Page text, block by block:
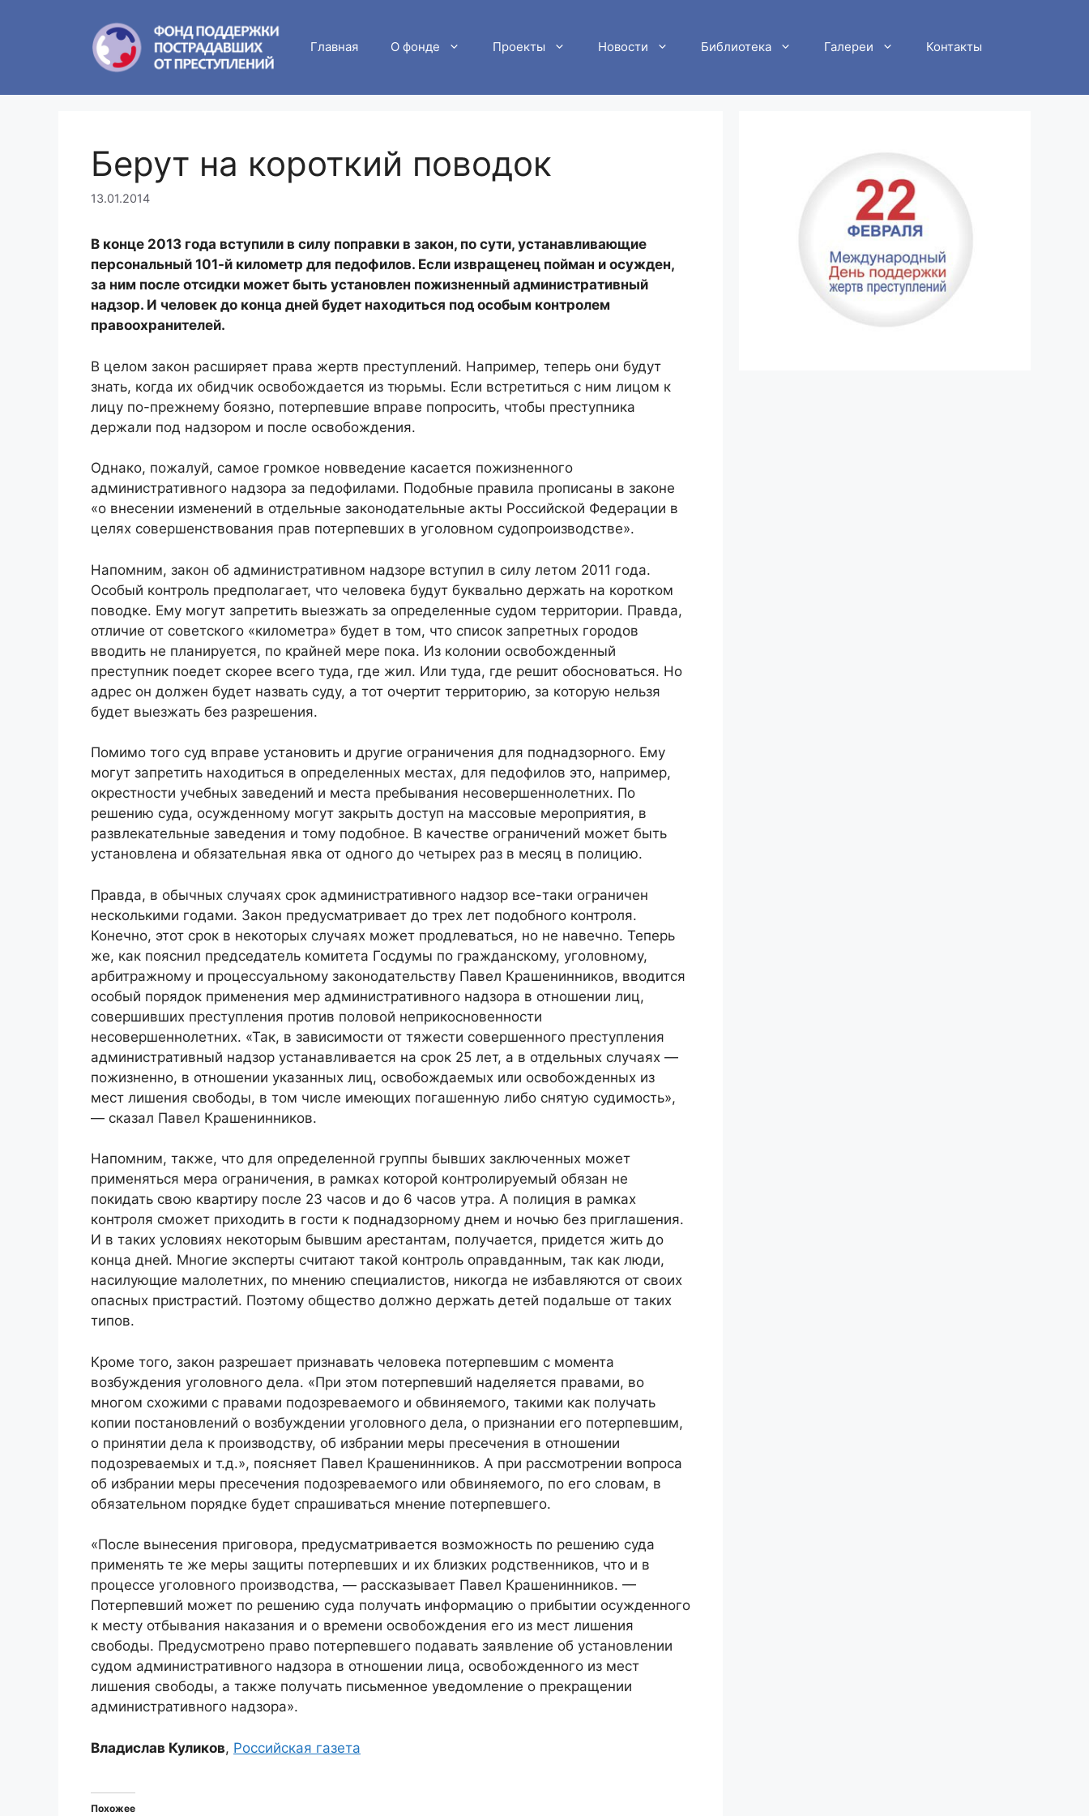
Главная О фонде Проекты Новости Библиотека Галереи Контакты
Берут на короткий поводок
13.01.2014
В конце 2013 года вступили в силу поправки в закон, по сути, устанавливающие
персональный 101-й километр для педофилов. Если извращенец пойман и осужден,
за ним после отсидки может быть установлен пожизненный административный
надзор. И человек до конца дней будет находиться под особым контролем
правоохранителей.
В целом закон расширяет права жертв преступлений. Например, теперь они будут
знать, когда их обидчик освобождается из тюрьмы. Если встретиться с ним лицом к
лицу по-прежнему боязно, потерпевшие вправе попросить, чтобы преступника
держали под надзором и после освобождения.
Однако, пожалуй, самое громкое новведение касается пожизненного
административного надзора за педофилами. Подобные правила прописаны в законе
«о внесении изменений в отдельные законодательные акты Российской Федерации в
целях совершенствования прав потерпевших в уголовном судопроизводстве».
Напомним, закон об административном надзоре вступил в силу летом 2011 года.
Особый контроль предполагает, что человека будут буквально держать на коротком
поводке. Ему могут запретить выезжать за определенные судом территории. Правда,
отличие от советского «километра» будет в том, что список запретных городов
вводить не планируется, по крайней мере пока. Из колонии освобожденный
преступник поедет скорее всего туда, где жил. Или туда, где решит обосноваться. Но
адрес он должен будет назвать суду, а тот очертит территорию, за которую нельзя
будет выезжать без разрешения.
Помимо того суд вправе установить и другие ограничения для поднадзорного. Ему
могут запретить находиться в определенных местах, для педофилов это, например,
окрестности учебных заведений и места пребывания несовершеннолетних. По
решению суда, осужденному могут закрыть доступ на массовые мероприятия, в
развлекательные заведения и тому подобное. В качестве ограничений может быть
установлена и обязательная явка от одного до четырех раз в месяц в полицию.
Правда, в обычных случаях срок административного надзор все-таки ограничен
несколькими годами. Закон предусматривает до трех лет подобного контроля.
Конечно, этот срок в некоторых случаях может продлеваться, но не навечно. Теперь
же, как пояснил председатель комитета Госдумы по гражданскому, уголовному,
арбитражному и процессуальному законодательству Павел Крашенинников, вводится
особый порядок применения мер административного надзора в отношении лиц,
совершивших преступления против половой неприкосновенности
несовершеннолетних. «Так, в зависимости от тяжести совершенного преступления
административный надзор устанавливается на срок 25 лет, а в отдельных случаях —
пожизненно, в отношении указанных лиц, освобождаемых или освобожденных из
мест лишения свободы, в том числе имеющих погашенную либо снятую судимость»,
— сказал Павел Крашенинников.
Напомним, также, что для определенной группы бывших заключенных может
применяться мера ограничения, в рамках которой контролируемый обязан не
покидать свою квартиру после 23 часов и до 6 часов утра. А полиция в рамках
контроля сможет приходить в гости к поднадзорному днем и ночью без приглашения.
И в таких условиях некоторым бывшим арестантам, получается, придется жить до
конца дней. Многие эксперты считают такой контроль оправданным, так как люди,
насилующие малолетних, по мнению специалистов, никогда не избавляются от своих
опасных пристрастий. Поэтому общество должно держать детей подальше от таких
типов.
Кроме того, закон разрешает признавать человека потерпевшим с момента
возбуждения уголовного дела. «При этом потерпевший наделяется правами, во
многом схожими с правами подозреваемого и обвиняемого, такими как получать
копии постановлений о возбуждении уголовного дела, о признании его потерпевшим,
о принятии дела к производству, об избрании меры пресечения в отношении
подозреваемых и т.д.», поясняет Павел Крашенинников. А при рассмотрении вопроса
об избрании меры пресечения подозреваемого или обвиняемого, по его словам, в
обязательном порядке будет спрашиваться мнение потерпевшего.
«После вынесения приговора, предусматривается возможность по решению суда
применять те же меры защиты потерпевших и их близких родственников, что и в
процессе уголовного производства, — рассказывает Павел Крашенинников. —
Потерпевший может по решению суда получать информацию о прибытии осужденного
к месту отбывания наказания и о времени освобождения его из мест лишения
свободы. Предусмотрено право потерпевшего подавать заявление об установлении
судом административного надзора в отношении лица, освобожденного из мест
лишения свободы, а также получать письменное уведомление о прекращении
административного надзора».
Владислав Куликов, Российская газета
Похожее